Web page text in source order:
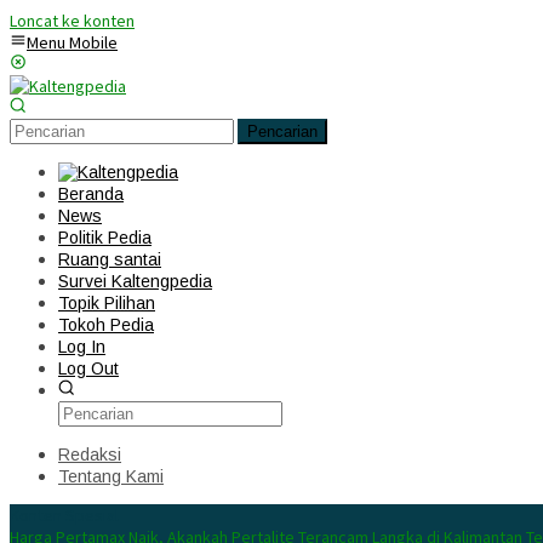
Loncat ke konten
Menu Mobile
Pencarian
Beranda
News
Politik Pedia
Ruang santai
Survei Kaltengpedia
Topik Pilihan
Tokoh Pedia
Log In
Log Out
Redaksi
Tentang Kami
Harga Pertamax Naik, Akankah Pertalite Terancam Langka di Kalimantan